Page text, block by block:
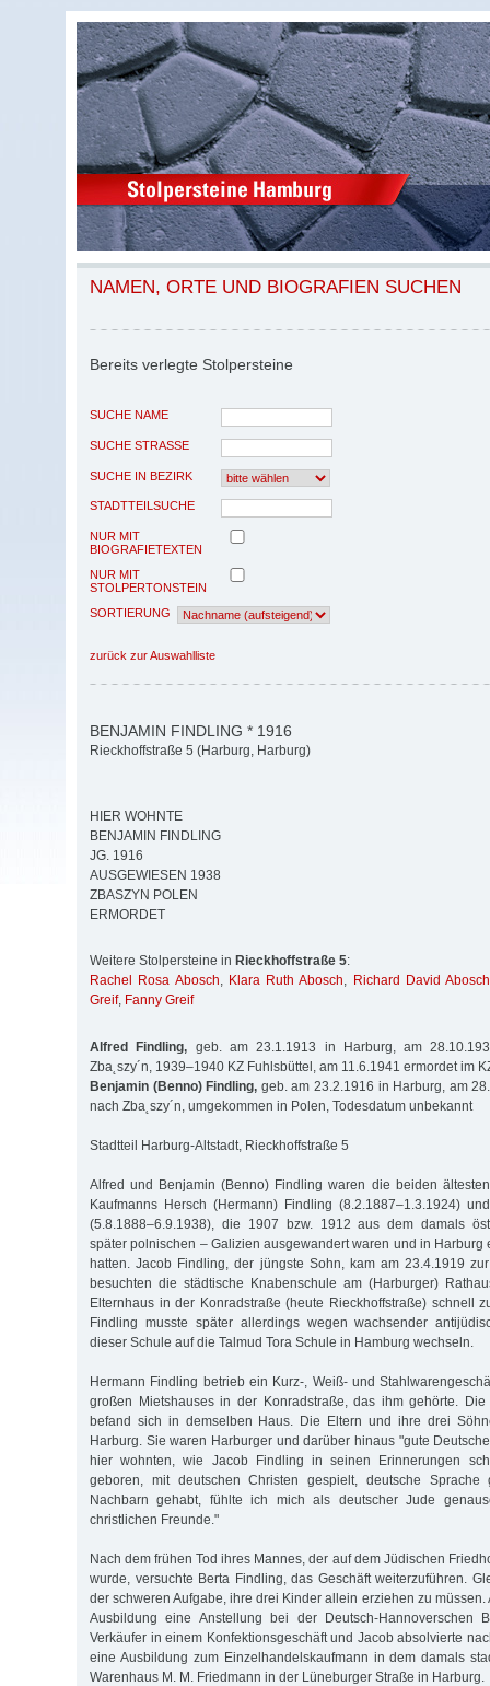
NAMEN, ORTE UND BIOGRAFIEN SUCHEN
Bereits verlegte Stolpersteine
SUCHE NAME
SUCHE STRASSE
SUCHE IN BEZIRK
STADTTEILSUCHE
NUR MIT
BIOGRAFIETEXTEN
NUR MIT
STOLPERTONSTEIN
SORTIERUNG
zurück zur Auswahlliste
BENJAMIN FINDLING * 1916
Rieckhoffstraße 5 (Harburg, Harburg)
HIER WOHNTE
BENJAMIN FINDLING
JG. 1916
AUSGEWIESEN 1938
ZBASZYN POLEN
ERMORDET
Weitere Stolpersteine in Rieckhoffstraße 5:
Rachel Rosa Abosch, Klara Ruth Abosch, Richard David Abosch
Greif, Fanny Greif
Alfred Findling, geb. am 23.1.1913 in Harburg, am
Zba˛szy´n, 1939–1940 KZ Fuhlsbüttel, am 11.6.1941 ermordet im
Benjamin (Benno) Findling, geb. am 23.2.1916 in Harburg, am
nach Zba˛szy´n, umgekommen in Polen, Todesdatum unbekannt
Stadtteil Harburg-Altstadt, Rieckhoffstraße 5
Alfred und Benjamin (Benno) Findling waren die beiden
Kaufmanns Hersch (Hermann) Findling (8.2.1887–1.3.1924)
(5.8.1888–6.9.1938), die 1907 bzw. 1912 aus dem damals
später polnischen – Galizien ausgewandert waren und in Harburg
hatten. Jacob Findling, der jüngste Sohn, kam am 23.4.1919
besuchten die städtische Knabenschule am (Harburger)
Elternhaus in der Konradstraße (heute Rieckhoffstraße) schnell
Findling musste später allerdings we­gen wachsender
dieser Schule auf die Talmud Tora Schule in Hamburg wechseln.
Hermann Findling betrieb ein Kurz-, Weiß- und
großen Mietshauses in der Konradstraße, das ihm gehörte.
befand sich in demselben Haus. Die Eltern und ihre drei
Harburg. Sie waren Harburger und darüber hinaus "gute
hier wohnten, wie Jacob Findling in seinen Erinnerungen
geboren, mit deutschen Christen gespielt, deutsche Sprache
Nachbarn gehabt, fühlte ich mich als deutscher Jude
christlichen Freunde."
Nach dem frühen Tod ihres Mannes, der auf dem Jüdischen
wurde, versuchte Berta Findling, das Geschäft weiterzuführen.
der schweren Aufgabe, ihre drei Kinder allein erziehen zu müssen.
Ausbildung eine Anstellung bei der Deutsch-Hannoverschen
Verkäufer in einem Konfektionsgeschäft und Jacob absolvierte
eine Ausbildung zum Einzelhandelskaufmann in dem damals
Warenhaus M. M. Friedmann in der Lüneburger Straße in Harburg.